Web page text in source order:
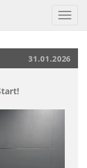
ein-/
31.01.2026